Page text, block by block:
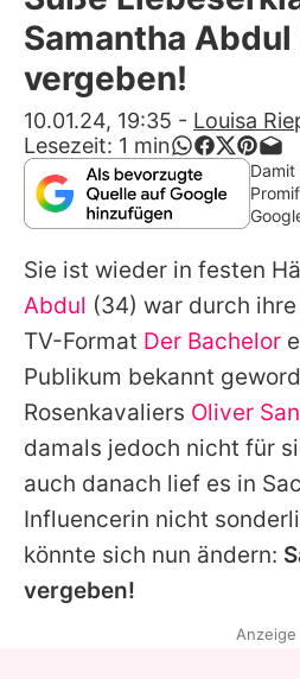
Alle Themen auf
App
Team
Redaktionelle
Utiq
Samantha
vergeben!
10.01.24, 19:35 - Louisa
Lesezeit: 1 min
Sie ist wieder in festen
Abdul (34) war durch
TV-Format Der Bachelor
Publikum bekannt
Rosenkavaliers Oliver
damals jedoch nicht für
auch danach lief es in
Influencerin nicht
könnte sich nun ändern:
vergeben!
Anzeige